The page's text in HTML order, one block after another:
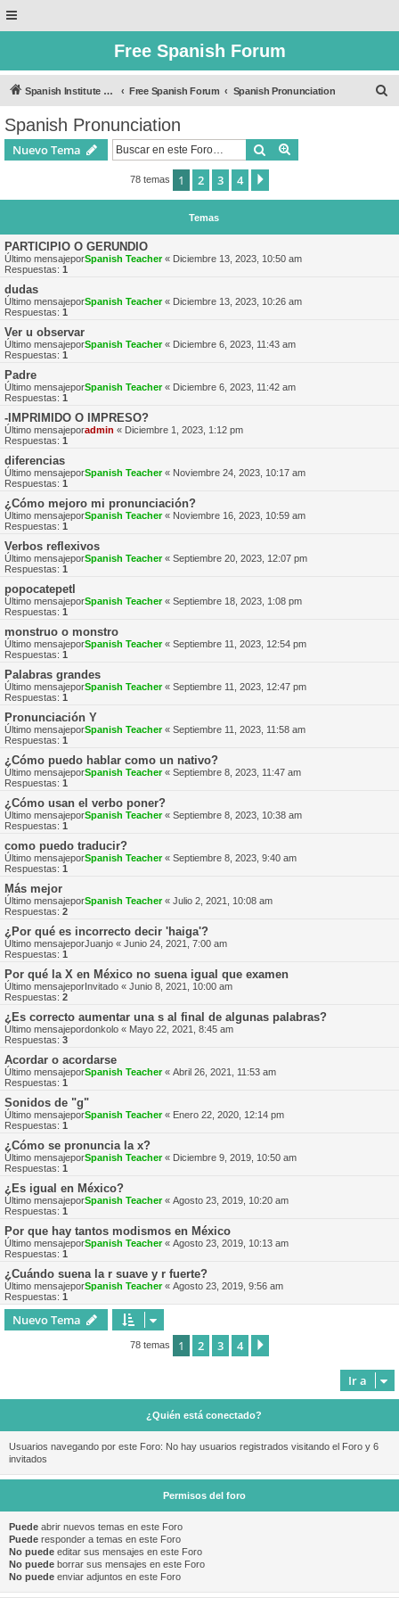
Free Spanish Forum
Spanish Institute of Puebla Free Spanish Forum Spanish Pronunciation
Spanish Pronunciation
Nuevo Tema Buscar
78 temas 1 2 3 4
Temas
PARTICIPIO O GERUNDIO
Último mensajeporSpanish Teacher« Diciembre 13, 2023, 10:50 am
Respuestas: 1
dudas
Último mensajeporSpanish Teacher« Diciembre 13, 2023, 10:26 am
Respuestas: 1
Ver u observar
Último mensajeporSpanish Teacher« Diciembre 6, 2023, 11:43 am
Respuestas: 1
Padre
Último mensajeporSpanish Teacher« Diciembre 6, 2023, 11:42 am
Respuestas: 1
-IMPRIMIDO O IMPRESO?
Último mensajeporadmin « Diciembre 1, 2023, 1:12 pm
Respuestas: 1
diferencias
Último mensajeporSpanish Teacher« Noviembre 24, 2023, 10:17 am
Respuestas: 1
¿Cómo mejoro mi pronunciación?
Último mensajeporSpanish Teacher« Noviembre 16, 2023, 10:59 am
Respuestas: 1
Verbos reflexivos
Último mensajeporSpanish Teacher« Septiembre 20, 2023, 12:07 pm
Respuestas: 1
popocatepetl
Último mensajeporSpanish Teacher« Septiembre 18, 2023, 1:08 pm
Respuestas: 1
monstruo o monstro
Último mensajeporSpanish Teacher« Septiembre 11, 2023, 12:54 pm
Respuestas: 1
Palabras grandes
Último mensajeporSpanish Teacher« Septiembre 11, 2023, 12:47 pm
Respuestas: 1
Pronunciación Y
Último mensajeporSpanish Teacher« Septiembre 11, 2023, 11:58 am
Respuestas: 1
¿Cómo puedo hablar como un nativo?
Último mensajeporSpanish Teacher« Septiembre 8, 2023, 11:47 am
Respuestas: 1
¿Cómo usan el verbo poner?
Último mensajeporSpanish Teacher« Septiembre 8, 2023, 10:38 am
Respuestas: 1
como puedo traducir?
Último mensajeporSpanish Teacher« Septiembre 8, 2023, 9:40 am
Respuestas: 1
Más mejor
Último mensajeporSpanish Teacher« Julio 2, 2021, 10:08 am
Respuestas: 2
¿Por qué es incorrecto decir 'haiga'?
Último mensajeporJuanjo « Junio 24, 2021, 7:00 am
Respuestas: 1
Por qué la X en México no suena igual que examen
Último mensajeporInvitado « Junio 8, 2021, 10:00 am
Respuestas: 2
¿Es correcto aumentar una s al final de algunas palabras?
Último mensajepordonkolo « Mayo 22, 2021, 8:45 am
Respuestas: 3
Acordar o acordarse
Último mensajeporSpanish Teacher« Abril 26, 2021, 11:53 am
Respuestas: 1
Sonidos de "g"
Último mensajeporSpanish Teacher« Enero 22, 2020, 12:14 pm
Respuestas: 1
¿Cómo se pronuncia la x?
Último mensajeporSpanish Teacher« Diciembre 9, 2019, 10:50 am
Respuestas: 1
¿Es igual en México?
Último mensajeporSpanish Teacher« Agosto 23, 2019, 10:20 am
Respuestas: 1
Por que hay tantos modismos en México
Último mensajeporSpanish Teacher« Agosto 23, 2019, 10:13 am
Respuestas: 1
¿Cuándo suena la r suave y r fuerte?
Último mensajeporSpanish Teacher« Agosto 23, 2019, 9:56 am
Respuestas: 1
Nuevo Tema
78 temas 1 2 3 4
Ir a
¿Quién está conectado?
Usuarios navegando por este Foro: No hay usuarios registrados visitando el Foro y 6
invitados
Permisos del foro
Puede abrir nuevos temas en este Foro
Puede responder a temas en este Foro
No puede editar sus mensajes en este Foro
No puede borrar sus mensajes en este Foro
No puede enviar adjuntos en este Foro